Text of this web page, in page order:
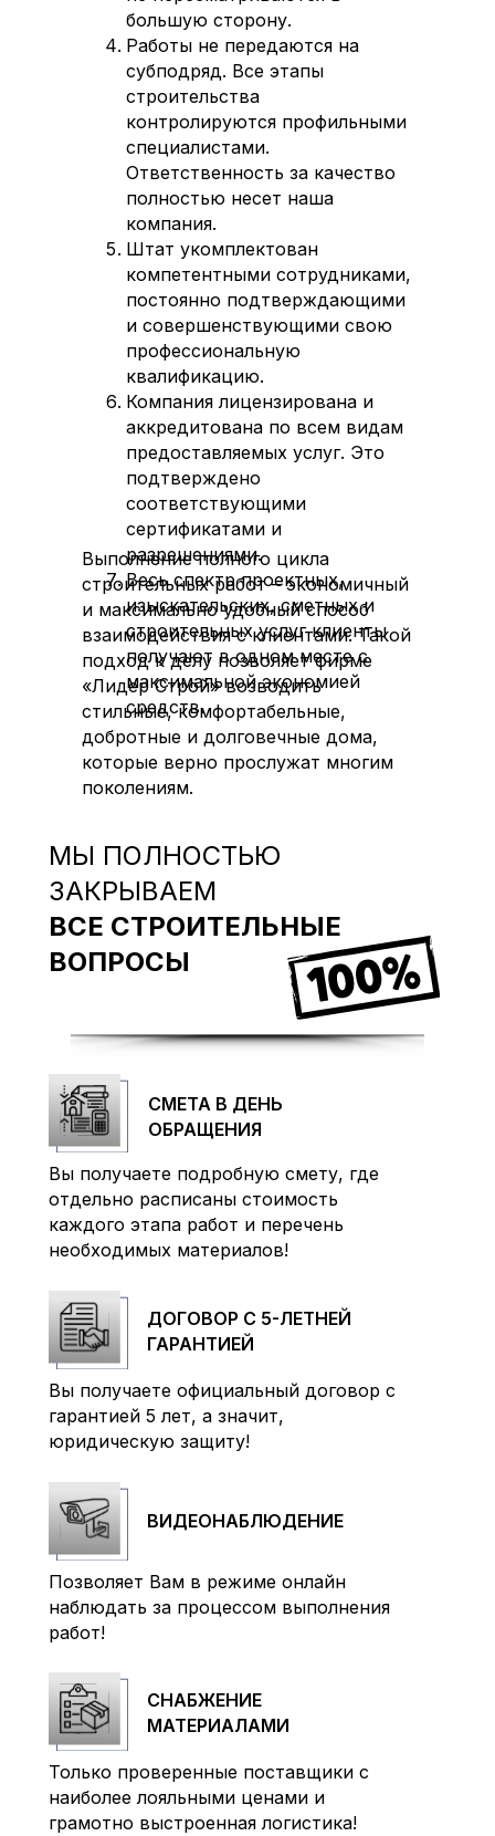
большую сторону.
Работы не передаются на
субподряд. Все этапы
строительства
контролируются профильными
специалистами.
Ответственность за качество
полностью несет наша
компания.
Штат укомплектован
компетентными сотрудниками,
постоянно подтверждающими
и совершенствующими свою
профессиональную
квалификацию.
Компания лицензирована и
аккредитована по всем видам
предоставляемых услуг. Это
подтверждено
соответствующими
сертификатами и
разрешениями.
Весь спектр проектных,
изыскательских, сметных и
строительных услуг клиенты
получают в одном месте с
максимальной экономией
средств.
Выполнение полного цикла
строительных работ – экономичный
и максимально удобный способ
взаимодействия с клиентами. Такой
подход к делу позволяет фирме
«Лидер Строй» возводить
стильные, комфортабельные,
добротные и долговечные дома,
которые верно прослужат многим
поколениям.
СМЕТА В ДЕНЬ
ОБРАЩЕНИЯ
МЫ ПОЛНОСТЬЮ
ЗАКРЫВАЕМ
ВСЕ СТРОИТЕЛЬНЫЕ
ВОПРОСЫ
СНАБЖЕНИЕ
МАТЕРИАЛАМИ
ВИДЕОНАБЛЮДЕНИЕ
ДОГОВОР С 5-ЛЕТНЕЙ
ГАРАНТИЕЙ
Вы получаете подробную смету, где
отдельно расписаны стоимость
каждого этапа работ и перечень
необходимых материалов!
Вы получаете официальный договор с
гарантией 5 лет, а значит,
юридическую защиту!
Позволяет Вам в режиме онлайн
наблюдать за процессом выполнения
работ!
Только проверенные поставщики с
наиболее лояльными ценами и
грамотно выстроенная логистика!